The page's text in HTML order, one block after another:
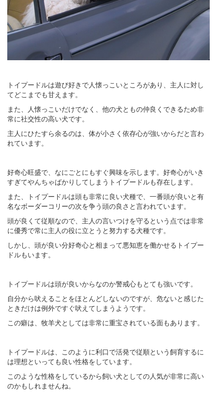
トイプードルは遊び好きで人懐っこいところがあり、主人に対し
てどこまでも甘えます。
また、人懐っこいだけでなく、他の犬ともの仲良くできるため非
常に社交性の高い犬です。
主人にひたすら余るのは、体が小さく依存心が強いからだと言わ
れています。
好奇心旺盛で、なにごとにもすぐ興味を示します。好奇心がいき
すぎてやんちゃばかりしてしまうトイプードルも存在します。
また、トイプードルは頭も非常に良い犬種で、一番頭が良いと有
名なボーダーコリーの次を争う頭の良さと言われています。
頭が良くて従順なので、主人の言いつけを守るという点では非常
に優秀で常に主人の役に立とうと努力する犬種です。
しかし、頭が良い分好奇心と相まって悪知恵を働かせるトイプー
ドルもいます。
トイプードルは頭が良いからなのか警戒心もとても強いです。
自分から吠えることをほとんどしないのですが、危ないと感じた
ときだけは例外ですぐ吠えてしまうようです。
この癖は、牧羊犬としては非常に重宝されている面もあります。
トイプードルは、このように利口で活発で従順という飼育するに
は理想といっても良い性格をしています。
このような性格をしているから飼い犬としての人気が非常に高い
のかもしれませんね。